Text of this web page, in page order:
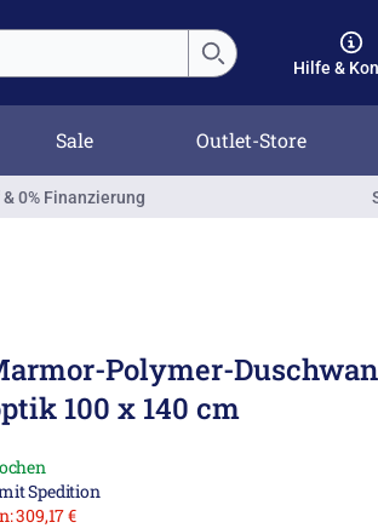
Hilfe &
Sale Outlet-Store
0% Finanzierung
Polymer-
100 x 140 cm
Spedition
309,17 €